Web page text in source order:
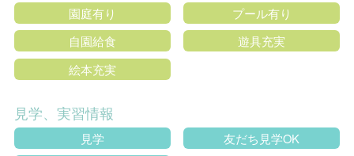
園庭有り
プール有り
自園給食
遊具充実
絵本充実
見学、実習情報
見学
友だち見学OK